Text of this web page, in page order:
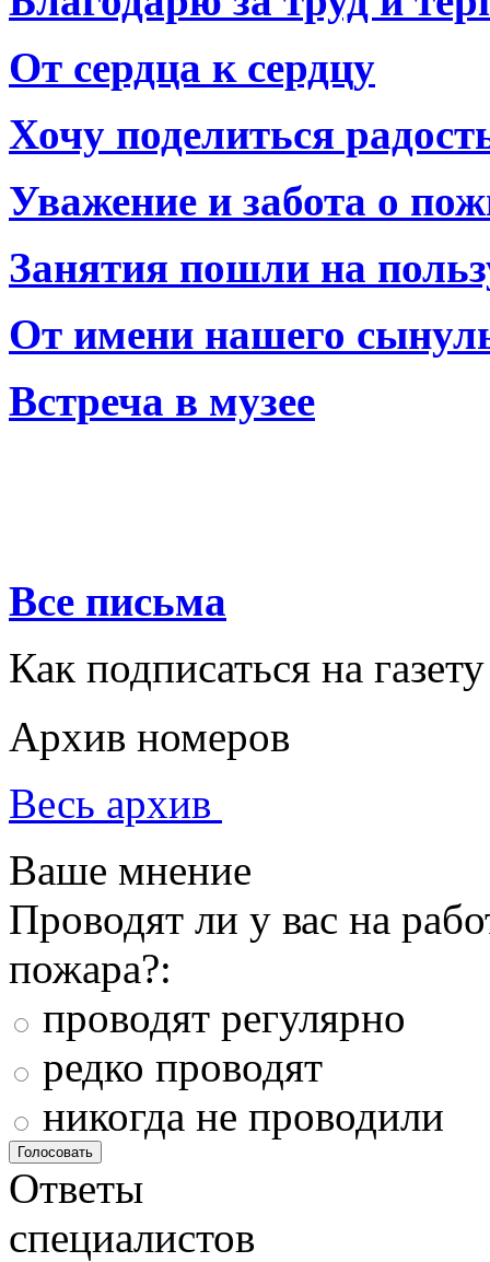
От сердца к сердцу
Хочу поделиться
Уважение и забота о
Занятия пошли на
От имени нашего
Встреча в музее
Все письма
Как подписаться на газету
Архив номеров
Весь архив
Ваше мнение
Проводят ли у вас на
пожара?:
проводят регулярно
редко проводят
никогда не проводили
Ответы
специалистов